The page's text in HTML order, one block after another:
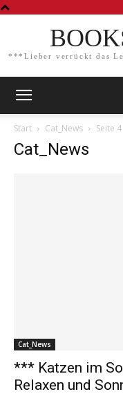
***Lieber verrückt das
Start Cat_News Seite 4
Cat_News
Cat_News
*** Katzen im
Relaxen und